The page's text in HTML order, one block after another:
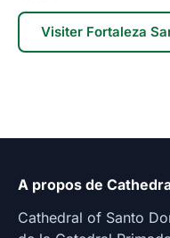
Visiter Fortaleza
A propos de
Cathedral of Santo